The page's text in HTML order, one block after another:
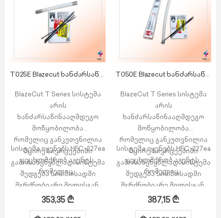
T025E Blazecut ხანძარსაწინააღმდეგო მოწყობილობა
BlazeCut T Series სისტემა
არის
ხანძარსაწინააღმდეგო
მოწყობილობა
რომელიც განკუთვნილია
მცირე სივრცეებიში
გამოსახენებლად. სისტემა
შედგება სითბოსადმი
მგრძნობიარე მილისგან,
რომელიც დამზადებულია
სისტემა იყენებს HFC-227ea
ცეცხლმქრობ აგენტს,
რომელიც…
353,35₾
T050E Blazecut ხანძარსაწინააღმდეგო მოწყობილობა
BlazeCut T Series სისტემა
არის
ხანძარსაწინააღმდეგო
მოწყობილობა
რომელიც განკუთვნილია
მცირე სივრცეებიში
გამოსახენებლად. სისტემა
შედგება სითბოსადმი
მგრძნობიარე მილისგან,
რომელიც დამზადებულია
სისტემა იყენებს HFC-227ea
ცეცხლმქრობ აგენტს,
რომელიც…
387,15₾